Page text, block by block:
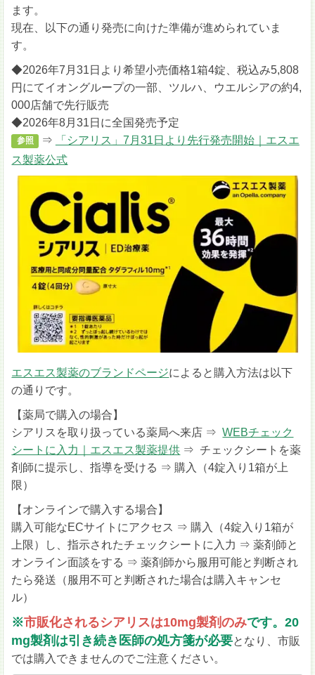
ます。
現在、以下の通り発売に向けた準備が進められていま
す。
◆2026年7月31日より希望小売価格1箱4錠、税込み5,808
円にてイオングループの一部、ツルハ、ウエルシアの約4,
000店舗で先行販売
◆2026年8月31日に全国発売予定
参照 ⇒
「シアリス」7月31日より先行発売開始｜エスエ
ス製薬公式
エスエス製薬のブランドページによると購入方法は以下
の通りです。
【薬局で購入の場合】
シアリスを取り扱っている薬局へ来店 ⇒WEBチェック
シートに入力｜エスエス製薬提供 ⇒ チェックシートを薬
剤師に提示し、指導を受ける ⇒ 購入（4錠入り1箱が上
限）
【オンラインで購入する場合】
購入可能なECサイトにアクセス ⇒ 購入（4錠入り1箱が
上限）し、指示されたチェックシートに入力 ⇒ 薬剤師と
オンライン面談をする ⇒ 薬剤師から服用可能と判断され
たら発送（服用不可と判断された場合は購入キャンセ
ル）
※市販化されるシアリスは10mg製剤のみです。20
mg製剤は引き続き医師の処方箋が必要となり、市販
では購入できませんのでご注意ください。